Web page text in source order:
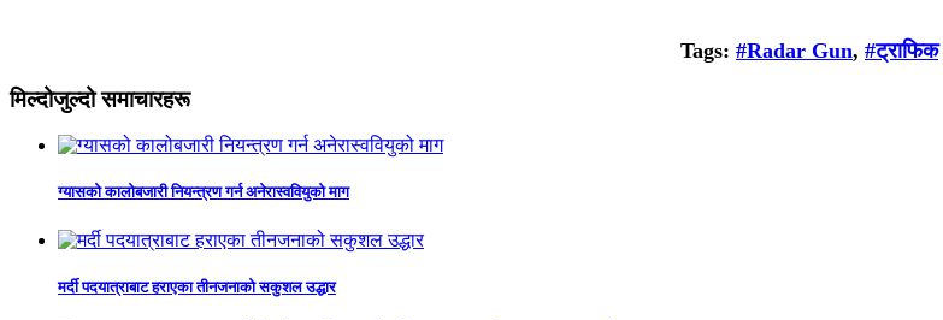
Tags: #Radar Gun, #ट्राफिक
मिल्दोजुल्दो समाचारहरू
ग्यासको कालोबजारी नियन्त्रण गर्न अनेरास्ववियुको माग
मर्दी पदयात्राबाट हराएका तीनजनाको सकुशल उद्धार